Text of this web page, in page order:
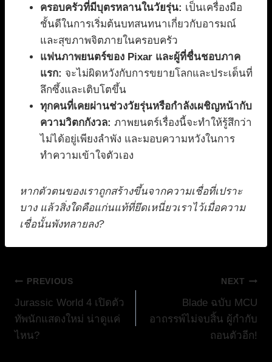
ครอบครัวที่มีบุตรหลานในวัยรุ่น: เป็นเครื่องมือ
ชั้นดีในการเริ่มต้นบทสนทนาเกี่ยวกับอารมณ์
และสุขภาพจิตภายในครอบครัว
แฟนภาพยนตร์ของ Pixar และผู้ที่ชื่นชอบภาค
แรก: จะไม่ผิดหวังกับการขยายโลกและประเด็นที่
ลึกซึ้งและเติบโตขึ้น
ทุกคนที่เคยผ่านช่วงวัยรุ่นหรือกำลังเผชิญหน้ากับ
ความวิตกกังวล: ภาพยนตร์เรื่องนี้จะทำให้รู้สึกว่า
ไม่ได้อยู่เพียงลำพัง และมอบความหวังในการ
ทำความเข้าใจตัวเอง
หากตัวตนของเราถูกสร้างขึ้นจากความเชื่อที่เปราะ
บาง แล้วสิ่งใดคือแก่นแท้ที่ยึดเหนี่ยวเราไว้เมื่อความ
เชื่อนั้นพังทลายลง?
แนะแนว
เรื่อง
PREVIOUS
Jurassic World 4 เปิดตัว
ทัพนักแสดงใหม่ น่าดูแค่
ไหน?
NEXT
Blade ฉบับ MCU
อาถรรพ์ไม่จบสิ้น ผู้กำกับ
ถอนตัวอีก!